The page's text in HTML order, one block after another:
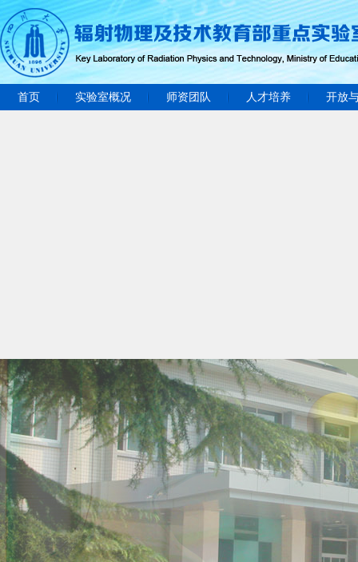
首页 实验室概况 师资团队 人才培养 开放